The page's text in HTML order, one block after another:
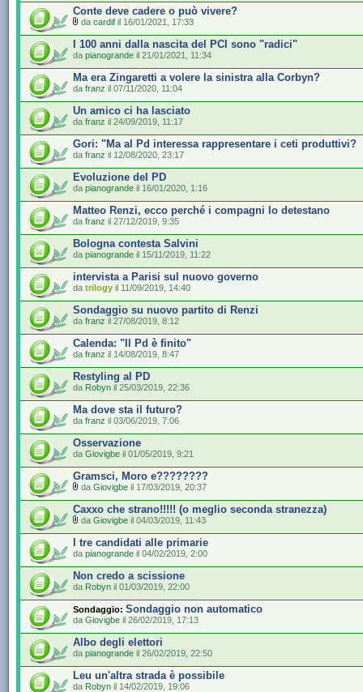
Conte deve cadere o può vivere?
da cardif il 16/01/2021, 17:33
I 100 anni dalla nascita del PCI sono "radici"
da pianogrande il 21/01/2021, 11:34
Ma era Zingaretti a volere la sinistra alla Corbyn?
da franz il 07/11/2020, 11:04
Un amico ci ha lasciato
da franz il 24/09/2019, 11:17
Gori: "Ma al Pd interessa rappresentare i ceti produttivi?
da franz il 12/08/2020, 23:17
Evoluzione del PD
da pianogrande il 16/01/2020, 1:16
Matteo Renzi, ecco perché i compagni lo detestano
da franz il 27/12/2019, 9:35
Bologna contesta Salvini
da pianogrande il 15/11/2019, 11:22
intervista a Parisi sul nuovo governo
da trilogy il 11/09/2019, 14:40
Sondaggio su nuovo partito di Renzi
da franz il 27/08/2019, 8:12
Calenda: "Il Pd è finito"
da franz il 14/08/2019, 8:47
Restyling al PD
da Robyn il 25/03/2019, 22:36
Ma dove sta il futuro?
da franz il 03/06/2019, 7:06
Osservazione
da Giovigbe il 01/05/2019, 9:21
Gramsci, Moro e????????
da Giovigbe il 17/03/2019, 20:37
Caxxo che strano!!!!! (o meglio seconda stranezza)
da Giovigbe il 04/03/2019, 11:43
I tre candidati alle primarie
da pianogrande il 04/02/2019, 2:00
Non credo a scissione
da Robyn il 01/03/2019, 22:00
Sondaggio: Sondaggio non automatico
da Giovigbe il 26/02/2019, 17:13
Albo degli elettori
da pianogrande il 26/02/2019, 22:50
Leu un'altra strada è possibile
da Robyn il 14/02/2019, 19:06